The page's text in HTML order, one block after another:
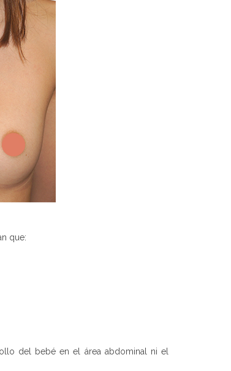
que:
del bebé en el área abdominal ni el